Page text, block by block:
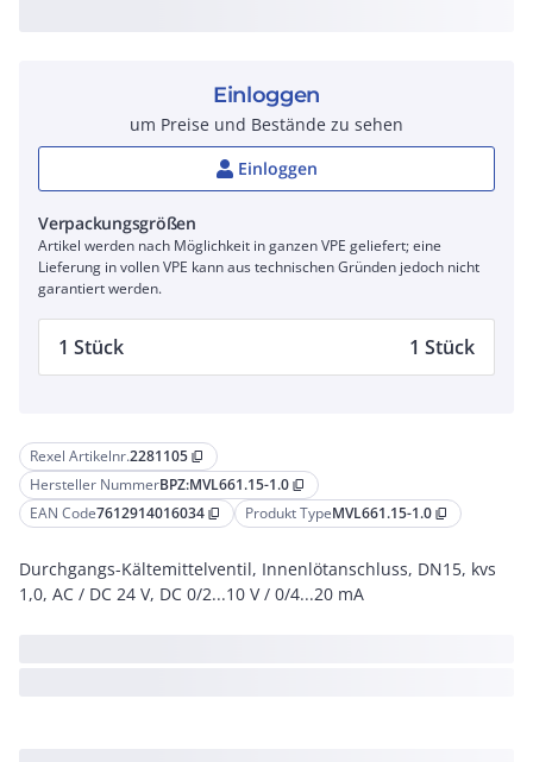
Rexel Artikelnr.2281105 content_copy
Hersteller NummerBPZ:MVL661.15-1.0 content_copy
EAN Code7612914016034 content_copy Produkt TypeMVL661.15-1.0 content_copy
Durchgangs-Kältemittelventil, Innenlötanschluss, DN15, kvs
1,0, AC / DC 24 V, DC 0/2...10 V / 0/4...20 mA
Einloggen
um Preise und Bestände zu sehen
Einloggen
Verpackungsgrößen
Artikel werden nach Möglichkeit in ganzen VPE geliefert; eine
Lieferung in vollen VPE kann aus technischen Gründen jedoch nicht
garantiert werden.
1 Stück 1 Stück